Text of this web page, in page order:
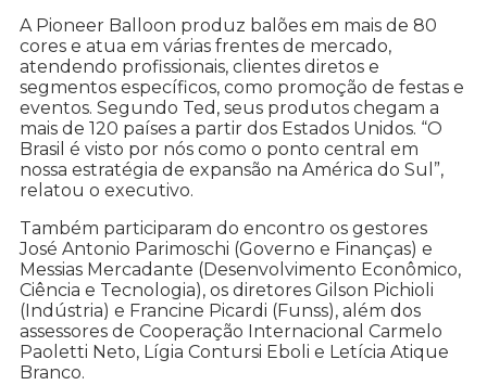
A Pioneer Balloon produz balões em mais de 80
cores e atua em várias frentes de mercado,
atendendo profissionais, clientes diretos e
segmentos específicos, como promoção de festas e
eventos. Segundo Ted, seus produtos chegam a
mais de 120 países a partir dos Estados Unidos. “O
Brasil é visto por nós como o ponto central em
nossa estratégia de expansão na América do Sul”,
relatou o executivo.
Também participaram do encontro os gestores
José Antonio Parimoschi (Governo e Finanças) e
Messias Mercadante (Desenvolvimento Econômico,
Ciência e Tecnologia), os diretores Gilson Pichioli
(Indústria) e Francine Picardi (Funss), além dos
assessores de Cooperação Internacional Carmelo
Paoletti Neto, Lígia Contursi Eboli e Letícia Atique
Branco.